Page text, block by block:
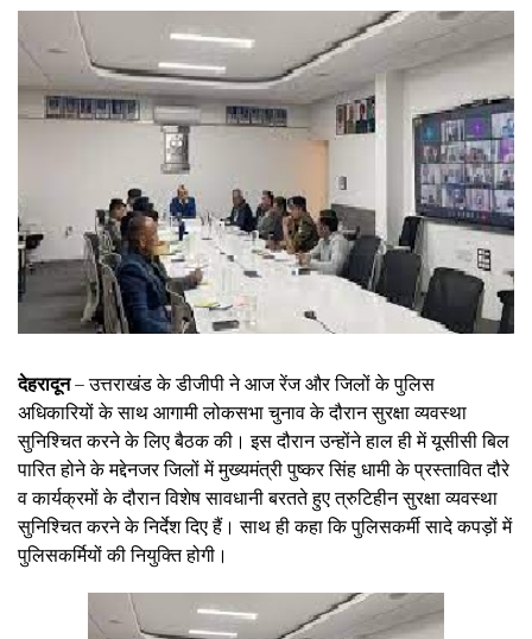
देहरादून– उत्तराखंड के डीजीपी ने आज रेंज और जिलों के पुलिस
अधिकारियों के साथ आगामी लोकसभा चुनाव के दौरान सुरक्षा व्यवस्था
सुनिश्चित करने के लिए बैठक की। इस दौरान उन्होंने हाल ही में यूसीसी बिल
पारित होने के मद्देनजर जिलों में मुख्यमंत्री पुष्कर सिंह धामी के प्रस्तावित दौरे
व कार्यक्रमों के दौरान विशेष सावधानी बरतते हुए त्रुटिहीन सुरक्षा व्यवस्था
सुनिश्चित करने के निर्देश दिए हैं। साथ ही कहा कि पुलिसकर्मी सादे कपड़ों में
पुलिसकर्मियों की नियुक्ति होगी।